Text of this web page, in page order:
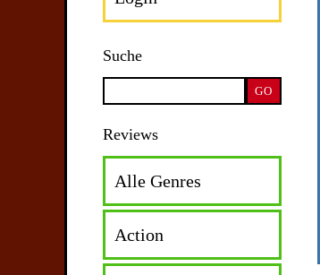
Suche
Reviews
Alle Genres
Action